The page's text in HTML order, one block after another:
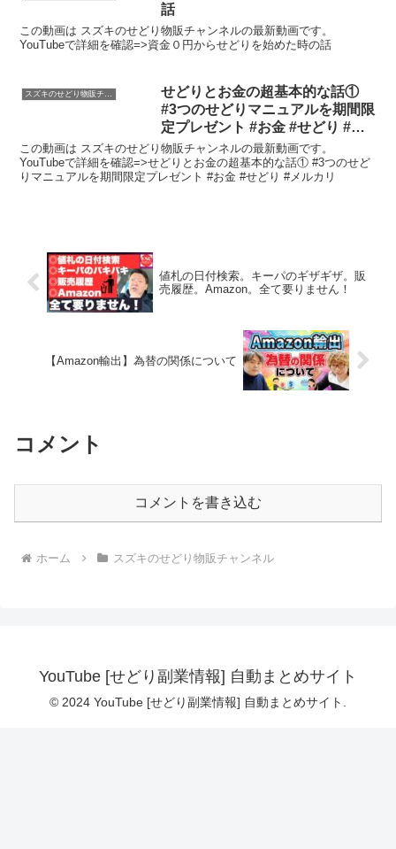
話
この動画は スズキのせどり物販チャンネルの最新動画です。
YouTubeで詳細を確認=>資金０円からせどりを始めた時の話
スズキのせどり物販チャンネル
せどりとお金の超基本的な話①
#3つのせどりマニュアルを期間限
定プレゼント #お金 #せどり #メ
ルカリ
この動画は スズキのせどり物販チャンネルの最新動画です。
YouTubeで詳細を確認=>せどりとお金の超基本的な話① #3つのせど
りマニュアルを期間限定プレゼント #お金 #せどり #メルカリ
値札の日付検索。キーパのギザギザ。販
売履歴。Amazon。全て要りません！
【Amazon輸出】為替の関係について
コメント
コメントを書き込む
ホーム スズキのせどり物販チャンネル
YouTube [せどり副業情報] 自動まとめサイト
© 2024 YouTube [せどり副業情報] 自動まとめサイト.